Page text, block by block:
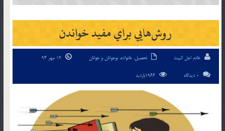
روش‌هايي براي مفيد خواندن
خادم اهل البیت تحصیل, خانواده, نوجوانان و جوانان
0 دیدگاه